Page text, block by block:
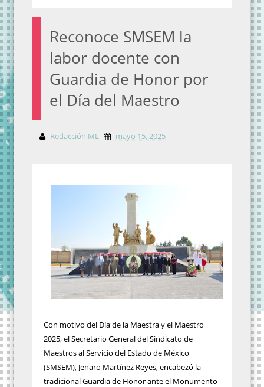
Reconoce SMSEM la
labor docente con
Guardia de Honor por
el Día del Maestro
Redacción ML mayo 15, 2025
Con motivo del Día de la Maestra y el Maestro
2025, el Secretario General del Sindicato de
Maestros al Servicio del Estado de México
(SMSEM), Jenaro Martínez Reyes, encabezó la
tradicional Guardia de Honor ante el Monumento